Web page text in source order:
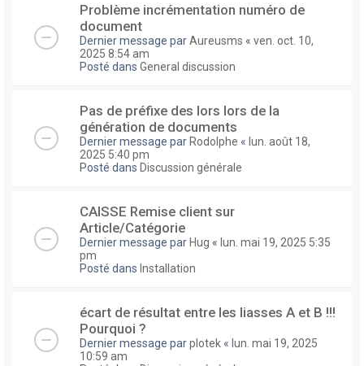
Problème incrémentation numéro de
document
Dernier message parAureusms « ven. oct. 10,
2025 8:54 am
Posté dans General discussion
Pas de préfixe des lors lors de la
génération de documents
Dernier message par Rodolphe « lun. août 18,
2025 5:40 pm
Posté dans Discussion générale
CAISSE Remise client sur
Article/Catégorie
Dernier message par Hug « lun. mai 19, 2025 5:35
pm
Posté dans Installation
écart de résultat entre les liasses A et B !!!
Pourquoi ?
Dernier message parplotek « lun. mai 19, 2025
10:59 am